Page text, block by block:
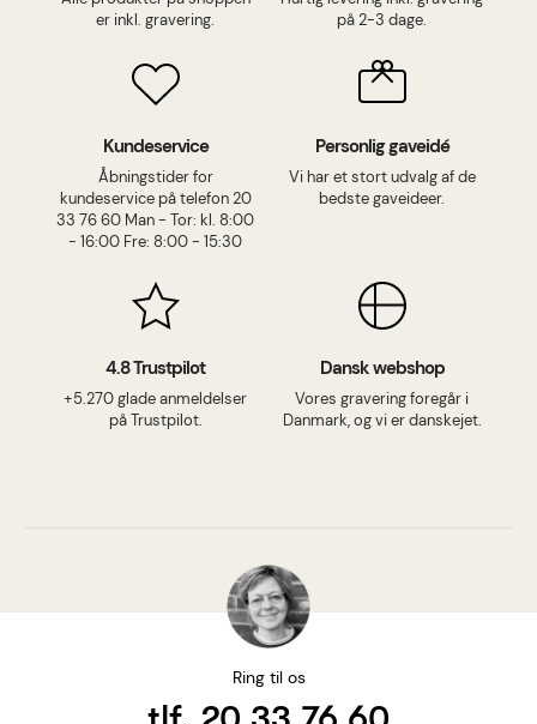
er inkl. gravering.
på 2-3 dage.
Kundeservice
Åbningstider for
kundeservice på telefon 20
33 76 60 Man - Tor: kl. 8:00
- 16:00 Fre: 8:00 - 15:30
Personlig gaveidé
Vi har et stort udvalg af de
bedste gaveideer.
4.8 Trustpilot
+5.270 glade anmeldelser
på Trustpilot.
Dansk webshop
Vores gravering foregår i
Danmark, og vi er danskejet.
Ring til os